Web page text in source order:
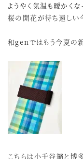
ようやく気温も暖かくな
桜の開花が待ち遠しい
和genではもう今夏の
こちらは小千谷縮と博